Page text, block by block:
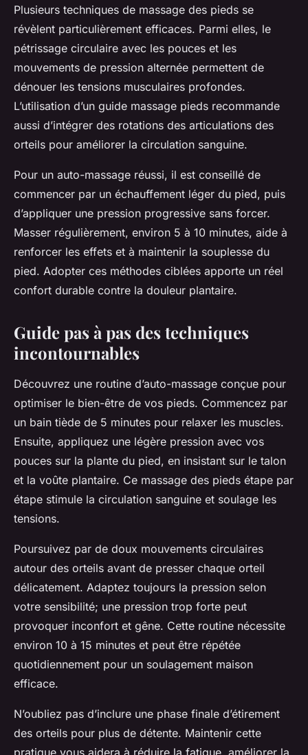
Plusieurs techniques de massage des pieds se
révèlent particulièrement efficaces. Parmi elles, le
pétrissage circulaire avec les pouces et les
mouvements de pression alternée permettent de
dénouer les tensions musculaires profondes.
L’utilisation d’un guide massage pieds recommande
aussi d’intégrer des rotations des articulations des
orteils pour améliorer la circulation sanguine.
Pour un auto-massage réussi, il est conseillé de
commencer par un échauffement léger du pied, puis
d’appliquer une pression progressive sans forcer.
Masser régulièrement, environ 5 à 10 minutes, aide à
renforcer les effets et à maintenir la souplesse du
pied. Adopter ces méthodes ciblées apporte un réel
confort durable contre la douleur plantaire.
Guide pas à pas des techniques
incontournables
Découvrez une routine d’auto-massage conçue pour
optimiser le bien-être de vos pieds. Commencez par
un bain tiède de 5 minutes pour relaxer les muscles.
Ensuite, appliquez une légère pression avec vos
pouces sur la plante du pied, en insistant sur le talon
et la voûte plantaire. Ce massage des pieds étape par
étape stimule la circulation sanguine et soulage les
tensions.
Poursuivez par de doux mouvements circulaires
autour des orteils avant de presser chaque orteil
délicatement. Adaptez toujours la pression selon
votre sensibilité; une pression trop forte peut
provoquer inconfort et gêne. Cette routine nécessite
environ 10 à 15 minutes et peut être répétée
quotidiennement pour un soulagement maison
efficace.
N’oubliez pas d’inclure une phase finale d’étirement
des orteils pour plus de détente. Maintenir cette